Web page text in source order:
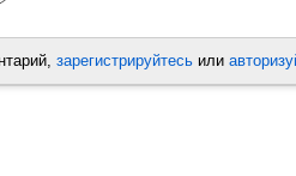
зарегистрируйтесь или